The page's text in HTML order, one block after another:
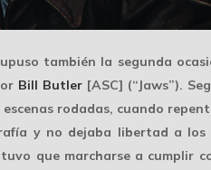
también la segunda
Bill Butler[ASC] (“Jaws”).
rodadas, cuando
y no dejaba libertad a los
que marcharse a cumplir